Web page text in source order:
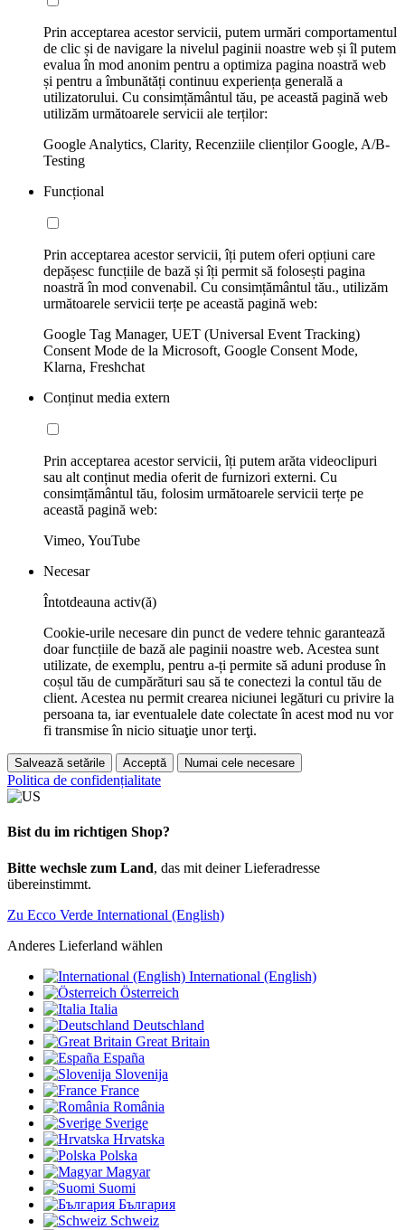
Prin acceptarea acestor servicii, putem urmări comportamentul
de clic și de navigare la nivelul paginii noastre web și îl putem
evalua în mod anonim pentru a optimiza pagina noastră web
și pentru a îmbunătăți continuu experiența generală a
utilizatorului. Cu consimțământul tău, pe această pagină web
utilizăm următoarele servicii ale terților:
Google Analytics, Clarity, Recenziile clienților Google, A/B-
Testing
Funcțional
Prin acceptarea acestor servicii, îți putem oferi opțiuni care
depășesc funcțiile de bază și îți permit să folosești pagina
noastră în mod convenabil. Cu consimțământul tău., utilizăm
următoarele servicii terțe pe această pagină web:
Google Tag Manager, UET (Universal Event Tracking)
Consent Mode de la Microsoft, Google Consent Mode,
Klarna, Freshchat
Conținut media extern
Prin acceptarea acestor servicii, îți putem arăta videoclipuri
sau alt conținut media oferit de furnizori externi. Cu
consimțământul tău, folosim următoarele servicii terțe pe
această pagină web:
Vimeo, YouTube
Necesar
Întotdeauna activ(ă)
Cookie-urile necesare din punct de vedere tehnic garantează
doar funcțiile de bază ale paginii noastre web. Acestea sunt
utilizate, de exemplu, pentru a-ți permite să aduni produse în
coșul tău de cumpărături sau să te conectezi la contul tău de
client. Acestea nu permit crearea niciunei legături cu privire la
persoana ta, iar eventualele date colectate în acest mod nu vor
fi transmise în nicio situaţie unor terţi.
Salvează setările Acceptă Numai cele necesare
Politica de confidențialitate
Bist du im richtigen Shop?
Bitte wechsle zum Land, das mit deiner Lieferadresse
übereinstimmt.
Zu Ecco Verde International (English)
Anderes Lieferland wählen
International (English)
Österreich
Italia
Deutschland
Great Britain
España
Slovenija
France
România
Sverige
Hrvatska
Polska
Magyar
Suomi
България
Schweiz